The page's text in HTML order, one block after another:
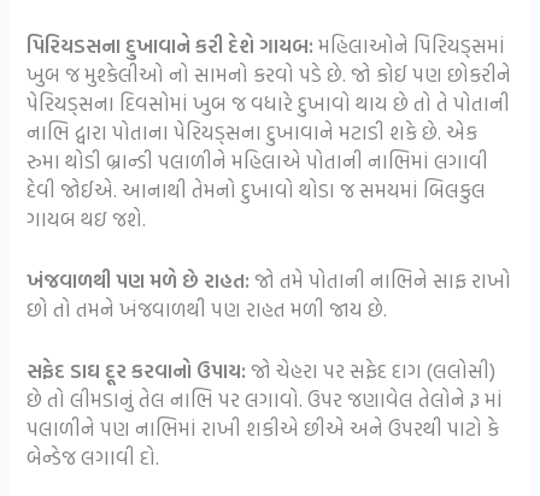
પિરિયડસના દુખાવાને કરી દેશે ગાયબ:મહિલાઓને પિરિયડ્સમાં
ખુબ જ મુશ્કેલીઓ નો સામનો કરવો પડે છે. જો કોઈ પણ છોકરીને
પેરિયડ્સના દિવસોમાં ખુબ જ વધારે દુખાવો થાય છે તો તે પોતાની
નાભિ દ્વારા પોતાના પેરિયડ્સના દુખાવાને મટાડી શકે છે. એક
રુમા થોડી બ્રાન્ડી પલાળીને મહિલાએ પોતાની નાભિમાં લગાવી
દેવી જોઈએ. આનાથી તેમનો દુખાવો થોડા જ સમયમાં બિલકુલ
ગાયબ થઇ જશે.
ખંજવાળથી પણ મળે છે રાહત:જો તમે પોતાની નાભિને સાફ રાખો
છો તો તમને ખંજવાળથી પણ રાહત મળી જાય છે.
સફેદ ડાઘ દૂર કરવાનો ઉપાય:જો ચેહરા પર સફેદ દાગ (લલોસી)
છે તો લીમડાનું તેલ નાભિ પર લગાવો. ઉપર જણાવેલ તેલોને રૂ માં
પલાળીને પણ નાભિમાં રાખી શકીએ છીએ અને ઉપરથી પાટો કે
બેન્ડેજ લગાવી દો.